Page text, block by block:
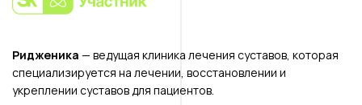
Ридженика — ведущая клиника лечения суставов, которая
специализируется на лечении, восстановлении и
укреплении суставов для пациентов.